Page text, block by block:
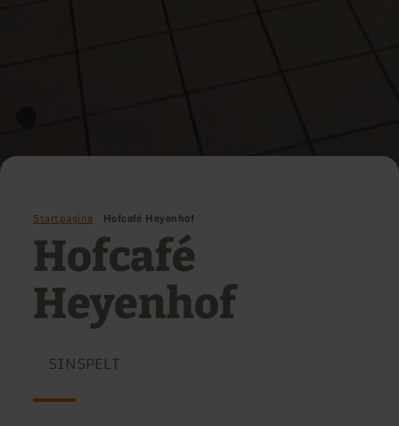
Startpagina Hofcafé Heyenhof
Hofcafé
Heyenhof
SINSPELT